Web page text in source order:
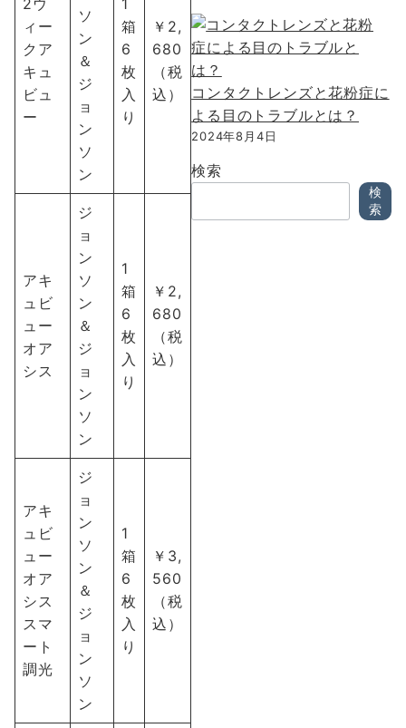
2ウ
ィー
クア
キュ
ビュ
ー
ソ
ン
＆
ジ
ョ
ン
ソ
ン
1
箱
6
枚
入
り
￥2,
680
（税
込）
アキ
ュビ
ュー
オア
シス
ジ
ョ
ン
ソ
ン
＆
ジ
ョ
ン
ソ
ン
1
箱
6
枚
入
り
￥2,
680
（税
込）
アキ
ュビ
ュー
オア
シス
スマ
ート
調光
ジ
ョ
ン
ソ
ン
＆
ジ
ョ
ン
ソ
ン
1
箱
6
枚
入
り
￥3,
560
（税
込）
コンタクトレンズと花粉症に
よる目のトラブルとは？
2024年8月4日
検索
検
索